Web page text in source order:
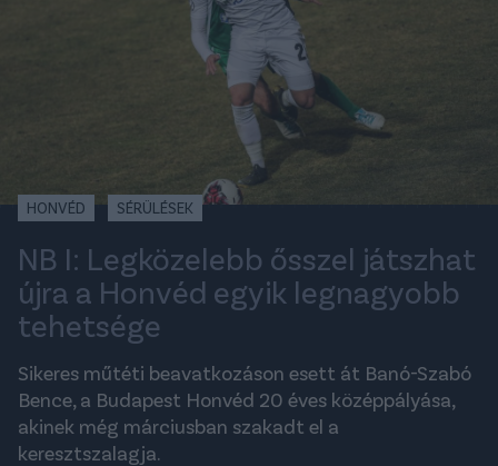
HONVÉD SÉRÜLÉSEK
NB I: Legközelebb ősszel játszhat
újra a Honvéd egyik legnagyobb
tehetsége
Sikeres műtéti beavatkozáson esett át Banó-Szabó
Bence, a Budapest Honvéd 20 éves középpályása,
akinek még márciusban szakadt el a
keresztszalagja.